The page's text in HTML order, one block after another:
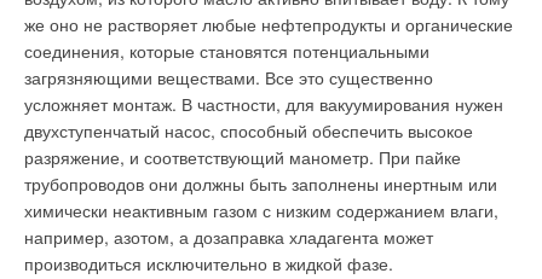
же оно не растворяет любые нефтепродукты и органические
соединения, которые становятся потенциальными
загрязняющими веществами. Все это существенно
усложняет монтаж. В частности, для вакуумирования нужен
двухступенчатый насос, способный обеспечить высокое
разряжение, и соответствующий манометр. При пайке
трубопроводов они должны быть заполнены инертным или
химически неактивным газом с низким содержанием влаги,
например, азотом, а дозаправка хладагента может
производиться исключительно в жидкой фазе.
технологию его укладки. Материалы с высокими
теплоизоляционными свойствами, используемые для
настила полов, такие как толстые шерстяные ковры или
линолеум на резиновой основе, могут ограничить передачу
тепла на поверхность. В подобных случаях необходимо
проконсультироваться с производителем этих материалов на
предмет использования с кабельной системой отопления.
Обогрев в тонких полах с помощью тонкого
нагревательного мата
отопления, водоподготовки, пневмопроводах и
технологических трубопроводах. Трубы из полипропилена
применяются при возведении новых и реконструкции
существующих объектов, при замене старых трубопроводов.
Системы трубопроводов из полипропилена пригодны для
всех известных видов прокладки: открытая прокладка, под
штукатуркой, в шахтах и каналах, беcканальная прокладка в
грунте и другие виды. Соединение пластмассовых деталей
производится с помощью специального оборудования
методом термической сварки в раструб; соединение